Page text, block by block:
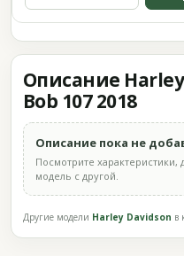
Описание
Bob 107 2018
Описание пока не
Посмотрите характеристики,
модель с другой.
Другие модели Harley Davidson в